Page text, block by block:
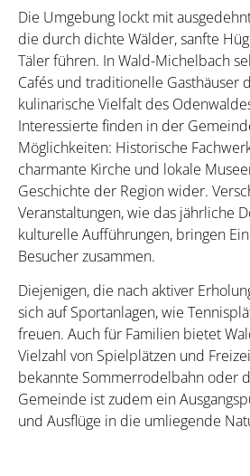
Die Umgebung lockt mit
die durch dichte Wälder, sanfte
Täler führen. In Wald-Michelbach
Cafés und traditionelle Gasthäuser
kulinarische Vielfalt des
Interessierte finden in der
Möglichkeiten: Historische
charmante Kirche und lokale
Geschichte der Region wider.
Veranstaltungen, wie das jährliche
kulturelle Aufführungen, bringen
Besucher zusammen.
Diejenigen, die nach aktiver
sich auf Sportanlagen, wie
freuen. Auch für Familien bietet
Vielzahl von Spielplätzen und
bekannte Sommerrodelbahn oder
Gemeinde ist zudem ein
und Ausflüge in die umliegende